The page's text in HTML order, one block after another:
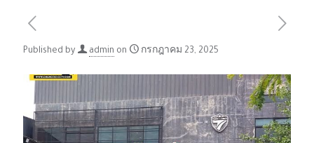
Published by admin on กรกฎาคม 23, 2025